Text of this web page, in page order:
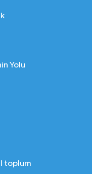
Yolu
toplum